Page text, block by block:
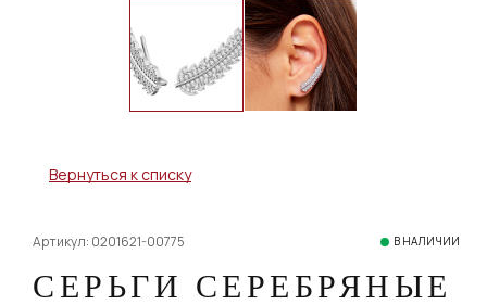
Вернуться к списку
Артикул: 0201621-00775 В НАЛИЧИИ
СЕРЬГИ СЕРЕБРЯНЫЕ